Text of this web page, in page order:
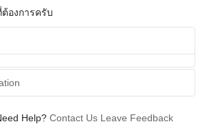
องการครับ
Help? Contact Us Leave Feedback